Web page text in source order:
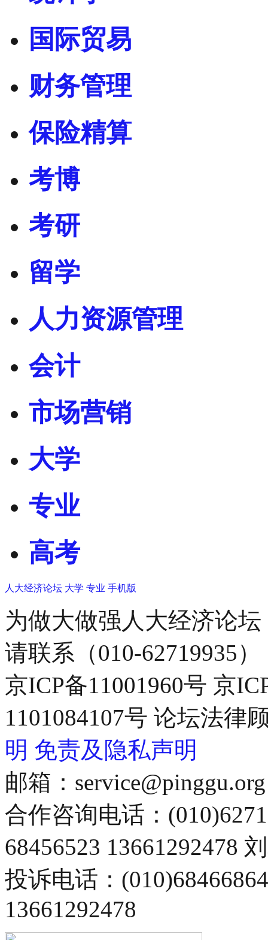
国际贸易
财务管理
保险精算
考博
考研
留学
人力资源管理
会计
市场营销
大学
专业
高考
人大经济论坛 大学 专业 手机版
为做大做强人大经济论
请联系（010-62719935）
京ICP备11001960号 京
1101084107号 论坛法律
明 免责及隐私声明
邮箱：service@pinggu.org
合作咨询电话：
68456523 13661292478
投诉电话：
13661292478